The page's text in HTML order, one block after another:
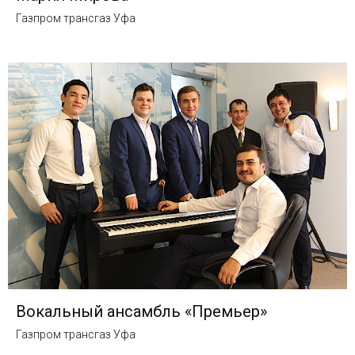
Газпром трансгаз Уфа
Вокальный ансамбль «Премьер»
Газпром трансгаз Уфа